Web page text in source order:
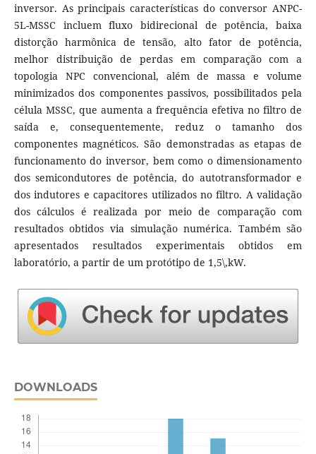
inversor. As principais características do conversor ANPC-
5L-MSSC incluem fluxo bidirecional de potência, baixa
distorção harmônica de tensão, alto fator de potência,
melhor distribuição de perdas em comparação com a
topologia NPC convencional, além de massa e volume
minimizados dos componentes passivos, possibilitados pela
célula MSSC, que aumenta a frequência efetiva no filtro de
saída e, consequentemente, reduz o tamanho dos
componentes magnéticos. São demonstradas as etapas de
funcionamento do inversor, bem como o dimensionamento
dos semicondutores de potência, do autotransformador e
dos indutores e capacitores utilizados no filtro. A validação
dos cálculos é realizada por meio de comparação com
resultados obtidos via simulação numérica. Também são
apresentados resultados experimentais obtidos em
laboratório, a partir de um protótipo de 1,5\,kW.
DOWNLOADS